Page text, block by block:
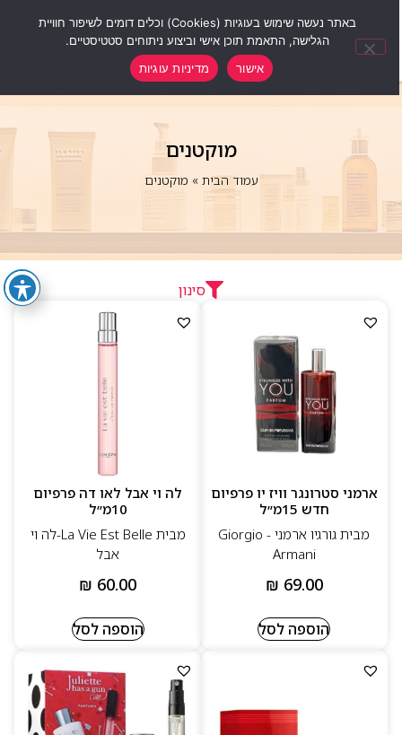
מוקטנים
עמוד הבית» מוקטנים
סינון
ארמני סטרונגר וויז יו פרפיום
חדש 15מ״ל
מבית גורגיו ארמני - Giorgio
Armani
₪ 69.00
הוספה לסל
לה וי אבל לאו דה פרפיום
10מ״ל
מבית La Vie Est Belle-לה וי
אבל
₪ 60.00
הוספה לסל
באתר נעשה שימוש בעוגיות (Cookies) וכלים דומים לשיפור חוויית
הגלישה, התאמת תוכן אישי וביצוע ניתוחים סטטיסטיים.
אישור
מדיניות עוגיות